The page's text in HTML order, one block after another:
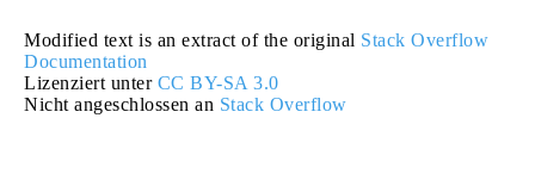
Modified text is an extract of the original Stack Overflow
Documentation
Lizenziert unter CC BY-SA 3.0
Nicht angeschlossen an Stack Overflow